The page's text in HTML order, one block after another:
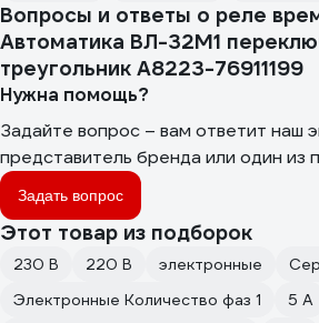
Вопросы и ответы о реле
Автоматика ВЛ-32М1
треугольник A8223-76911199
Нужна помощь?
Задайте вопрос – вам ответит наш
представитель бренда или один из
Задать вопрос
Этот товар из подборок
230 В 220 В электронные
Электронные Количество фаз 1
5 А